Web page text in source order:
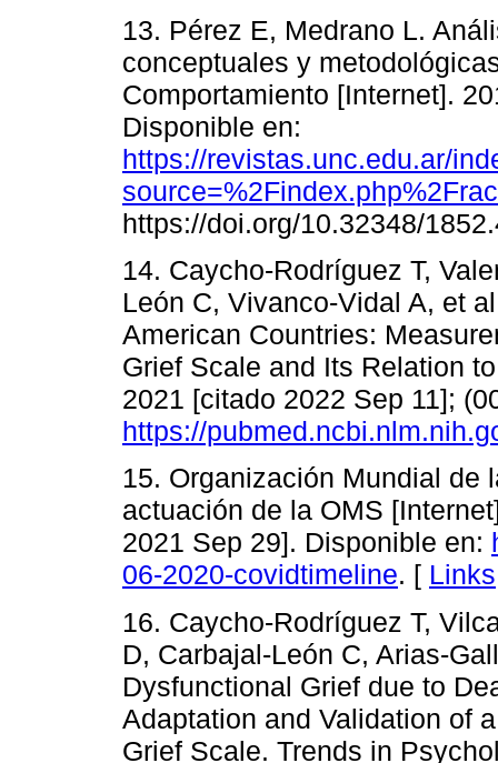
13. Pérez E, Medrano L.
conceptuales y
Comportamiento [Internet].
Disponible en:
https://revistas.unc.edu.ar/
https://doi.org/10.32348/
14. Caycho-Rodríguez T,
León C, Vivanco-Vidal A, et
American Countries:
Grief Scale and Its Relation
2021 [citado 2022 Sep 11];
https://
15. Organización Mundial de
actuación de la OMS
2021 Sep 29]. Disponible en:
06-2020-covidtimeline. [ Links
16. Caycho-Rodríguez T,
D, Carbajal-León C, Arias-
Dysfunctional Grief due to
Adaptation and Validation of
Grief Scale. Trends in